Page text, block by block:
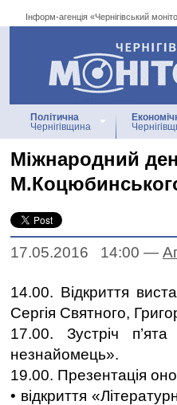
Інформ-агенція «Чернігівський
Інформ-агенція
«Чернігівський
Політична
Чернігівщина
Міжнародний
17.05.2016 14:00 —
14.00. Відкриття
Сергія Святного,
17.00. Зустріч
незнайомець».
19.00. Презентація
• відкриття